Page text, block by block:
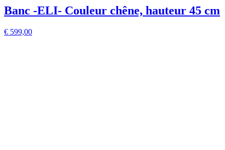
Banc -ELI- Couleur chêne, hauteur 45 cm
€ 599,00